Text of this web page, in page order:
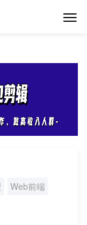
Web前端